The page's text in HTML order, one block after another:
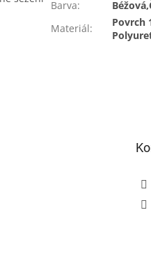
Barva:
Materiál:
Povrch